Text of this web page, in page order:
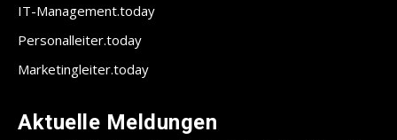
IT-Management.today
Personalleiter.today
Marketingleiter.today
Aktuelle Meldungen